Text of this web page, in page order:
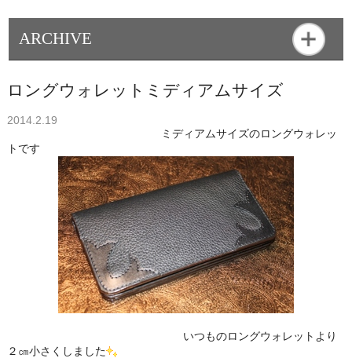
ARCHIVE
ロングウォレットミディアムサイズ
2014.2.19
ミディアムサイズのロングウォレッ
トです
いつものロングウォレットより
２㎝小さくしました